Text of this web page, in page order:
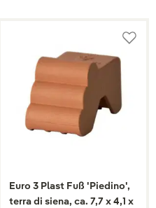
Euro 3 Plast Fuß 'Piedino',
terra di siena, ca. 7,7 x 4,1 x